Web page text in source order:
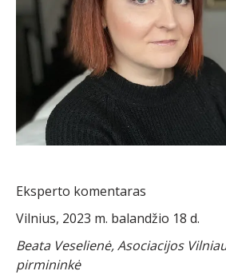
Eksperto komentaras
Vilnius, 2023 m. balandžio 18 d.
Beata Veselienė, Asociacijos
pirmininkė